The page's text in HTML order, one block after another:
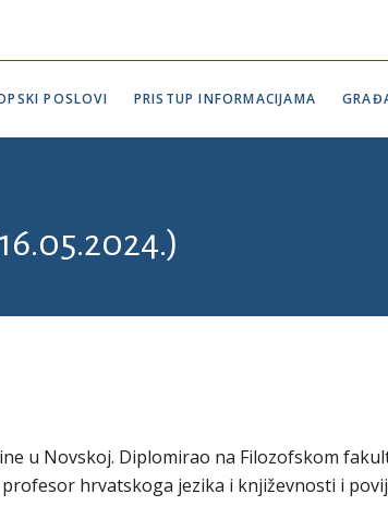
POSLOVI PRISTUP INFORMACIJAMA
u Novskoj. Diplomirao na Filozofskom
profesor hrvatskoga jezika i književnosti i